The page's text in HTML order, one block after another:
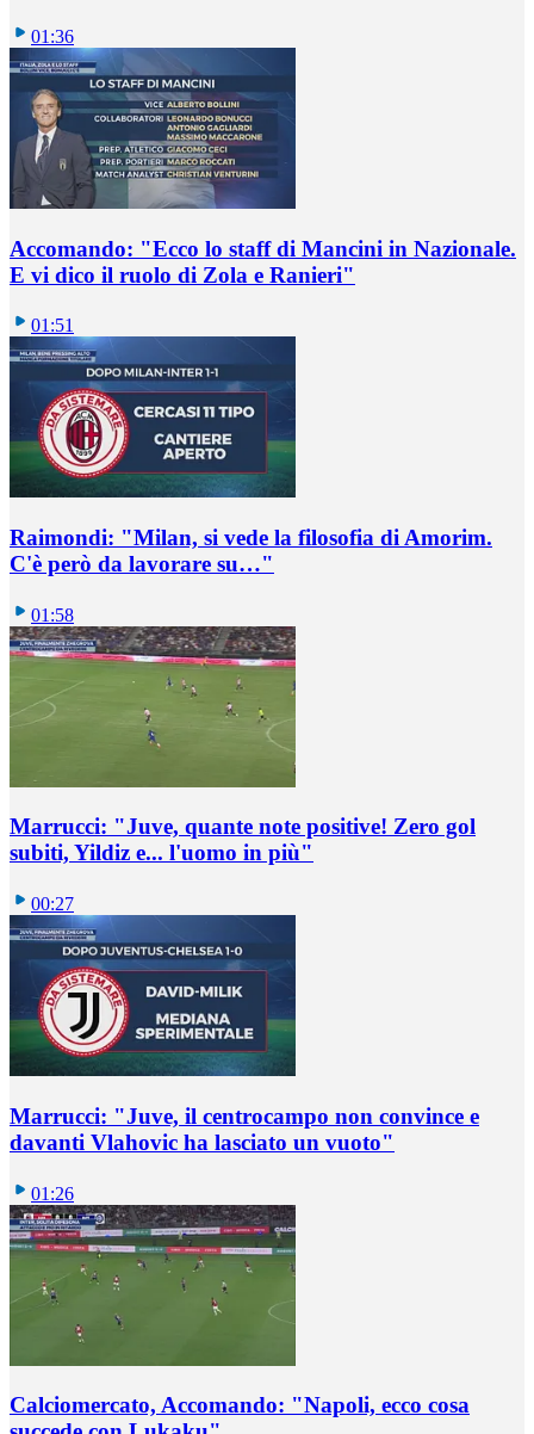
01:36
Accomando: "Ecco lo staff di Mancini in Nazionale.
E vi dico il ruolo di Zola e Ranieri"
01:51
Raimondi: "Milan, si vede la filosofia di Amorim.
C'è però da lavorare su…"
01:58
Marrucci: "Juve, quante note positive! Zero gol
subiti, Yildiz e... l'uomo in più"
00:27
Marrucci: "Juve, il centrocampo non convince e
davanti Vlahovic ha lasciato un vuoto"
01:26
Calciomercato, Accomando: "Napoli, ecco cosa